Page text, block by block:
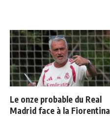
Le onze probable du Real
Madrid face à la Fiorentina